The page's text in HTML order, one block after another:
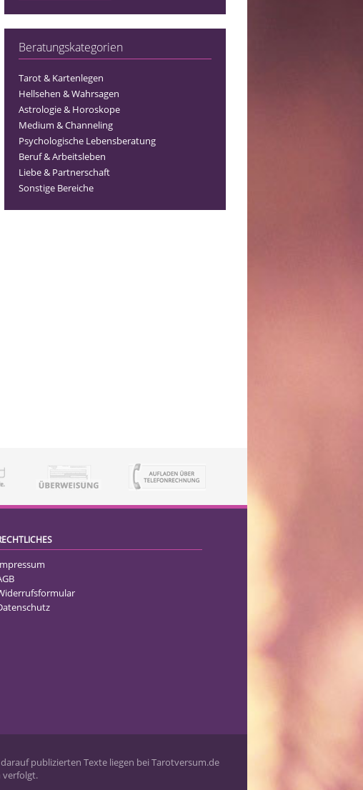
Beratungskategorien
Tarot & Kartenlegen
Hellsehen & Wahrsagen
Astrologie & Horoskope
Medium & Channeling
Psychologische Lebensberatung
Beruf & Arbeitsleben
Liebe & Partnerschaft
Sonstige Bereiche
publizierten Texte liegen bei Tarotversum.de
verfolgt.